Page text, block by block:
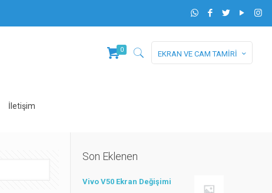
İletişim
0 EKRAN VE CAM TAMİRİ
Son Eklenen
Vivo V50 Ekran Değişimi